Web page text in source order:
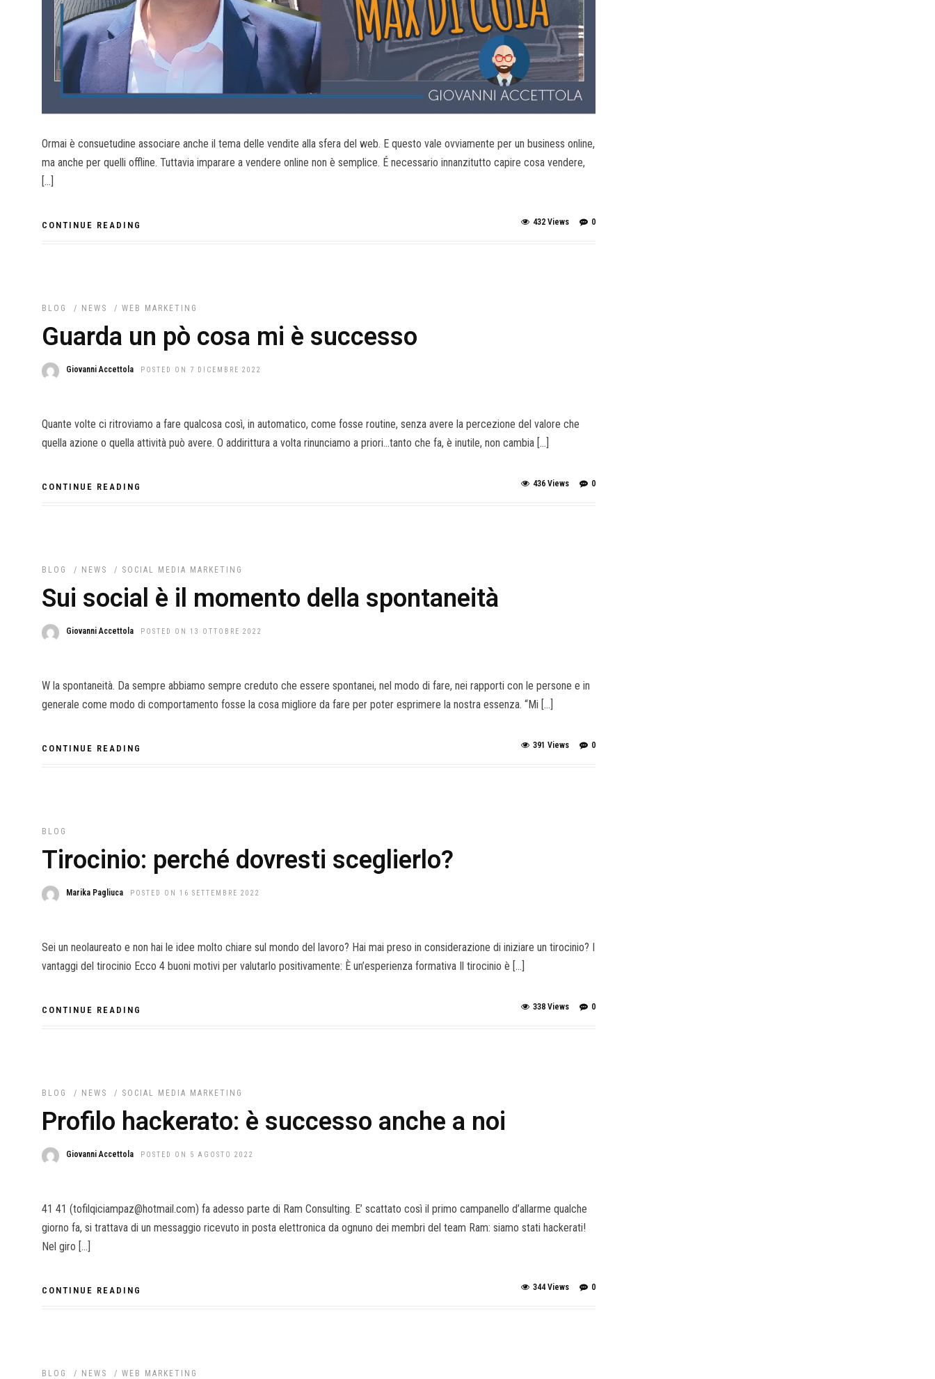
Ormai è consuetudine associare anche il tema delle vendite alla sfera del web. E questo vale ovviamente per un business online,
ma anche per quelli offline. Tuttavia imparare a vendere online non è semplice. É necessario innanzitutto capire cosa vendere,
[…]
CONTINUE READING 0
432 Views
BLOG / NEWS / WEB MARKETING
Guarda un pò cosa mi è successo
Giovanni Accettola POSTED ON 7 DICEMBRE 2022
Quante volte ci ritroviamo a fare qualcosa così, in automatico, come fosse routine, senza avere la percezione del valore che
quella azione o quella attività può avere. O addirittura a volta rinunciamo a priori…tanto che fa, è inutile, non cambia […]
CONTINUE READING 0
436 Views
BLOG / NEWS / SOCIAL MEDIA MARKETING
Sui social è il momento della spontaneità
Giovanni Accettola POSTED ON 13 OTTOBRE 2022
W la spontaneità. Da sempre abbiamo sempre creduto che essere spontanei, nel modo di fare, nei rapporti con le persone e in
generale come modo di comportamento fosse la cosa migliore da fare per poter esprimere la nostra essenza. “Mi […]
CONTINUE READING 0
391 Views
BLOG
Tirocinio: perché dovresti sceglierlo?
Marika Pagliuca POSTED ON 16 SETTEMBRE 2022
Sei un neolaureato e non hai le idee molto chiare sul mondo del lavoro? Hai mai preso in considerazione di iniziare un tirocinio? I
vantaggi del tirocinio Ecco 4 buoni motivi per valutarlo positivamente: È un’esperienza formativa Il tirocinio è […]
CONTINUE READING 0
338 Views
BLOG / NEWS / SOCIAL MEDIA MARKETING
Profilo hackerato: è successo anche a noi
Giovanni Accettola POSTED ON 5 AGOSTO 2022
41 41 (tofilqiciampaz@hotmail.com) fa adesso parte di Ram Consulting. E’ scattato così il primo campanello d’allarme qualche
giorno fa, si trattava di un messaggio ricevuto in posta elettronica da ognuno dei membri del team Ram: siamo stati hackerati!
Nel giro […]
CONTINUE READING 0
344 Views
BLOG / NEWS / WEB MARKETING